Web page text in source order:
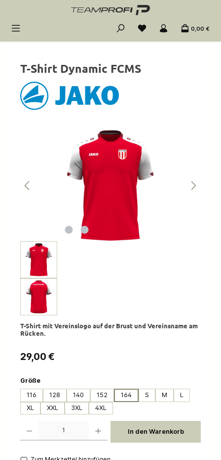
Zum Hauptinhalt springen
0,00 €
T-Shirt Dynamic FCMS
Bildergalerie überspringen
T-Shirt mit Vereinslogo auf der Brust und Vereinsname am
Rücken.
Regulärer Preis:
29,00 €
Größeauswählen
116
128 140 152 164 S M
L
XL
XXL 3XL 4XL
In den Warenkorb